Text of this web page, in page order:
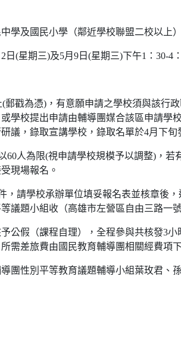
學及國民小學（鄰近學校聯盟二校以上）
日(星期三)及5月9日(星期三)下午1：30-4
郵戳為憑)，有意願申請之學校須與該行
學校提出申請由輔導團媒合該區申請學
議，錄取宣講學校，錄取名單於4月下旬
60人為限(視申請學校規模予以調整)，若
現場報名。
，請學校承辦單位填妥報名表並核章後
議題小組收（高雄市左營區自由三路一
公假（課程自理），全程參與共核發3
需差旅費由國民教育輔導團相關經費項
團性別平等教育議題輔導小組葉玫君、